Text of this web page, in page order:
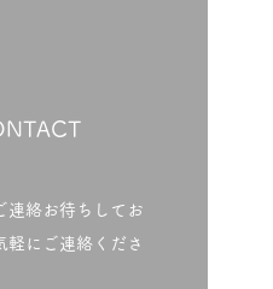
連絡お待ちしてお
軽にご連絡くださ